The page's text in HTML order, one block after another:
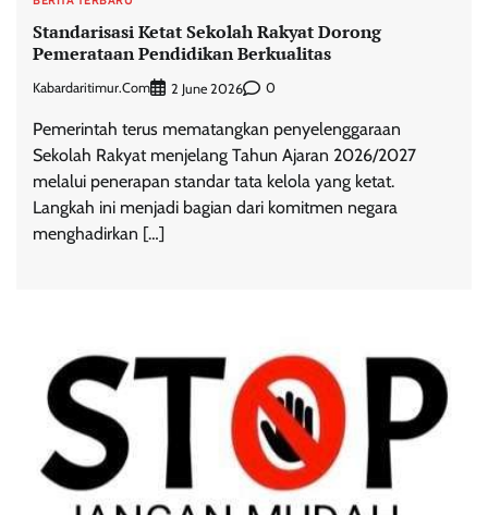
Standarisasi Ketat Sekolah Rakyat Dorong
Pemerataan Pendidikan Berkualitas
Kabardaritimur.com 2 June 2026 0
Pemerintah terus mematangkan penyelenggaraan
Sekolah Rakyat menjelang Tahun Ajaran 2026/2027
melalui penerapan standar tata kelola yang ketat.
Langkah ini menjadi bagian dari komitmen negara
menghadirkan […]